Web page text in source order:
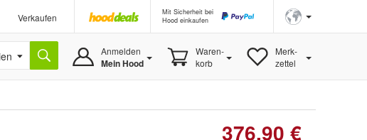
Verkaufen
Mit Sicherheit bei
Hood einkaufen
Anmelden
Mein Hood
Waren-
korb
Merk-
zettel
376,90 €